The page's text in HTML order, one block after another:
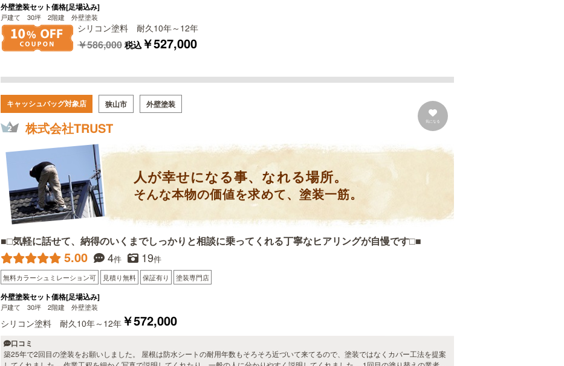
外壁塗装セット価格[足場込み]
戸建て 30坪 2階建 外壁塗装
シリコン塗料 耐久10年～12年
￥586,000 税込￥527,000
キャッシュバッグ対象店 狭山市 外壁塗装
株式会社TRUST 気になる
人が幸せになる事、なれる場所。
そんな本物の価値を求めて、塗装一筋。
■□気軽に話せて、納得のいくまでしっかりと相談に乗ってくれる丁寧なヒアリングが自慢です□■
5.00 4件 19件
無料カラーシュミレーション可 見積り無料 保証有り 塗装専門店
外壁塗装セット価格[足場込み]
戸建て 30坪 2階建 外壁塗装
シリコン塗料 耐久10年～12年￥572,000
口コミ
築25年で2回目の塗装をお願いしました。 屋根は防水シートの耐用年数もそろそろ近づいて来てるので、塗装ではなくカバー工法を提案